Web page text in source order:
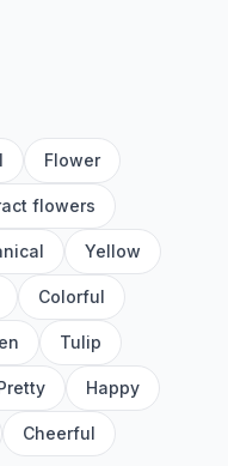
Flower
flowers
Yellow
Colorful
Tulip
Happy
Cheerful